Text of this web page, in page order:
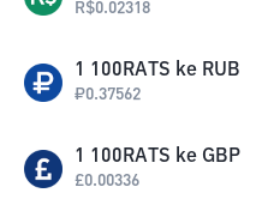
R$0.02318
1 100RATS ke RUB
₽0.37562
1 100RATS ke GBP
£0.00336